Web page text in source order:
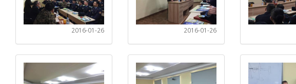
2016-01-26 2016-01-26